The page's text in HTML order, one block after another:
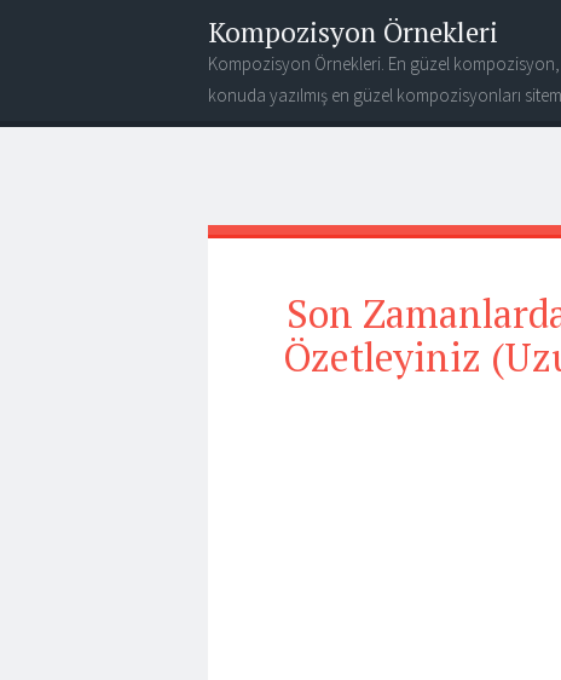
Kompozisyon Örnekleri
Kompozisyon Örnekleri. En güzel
konuda yazılmış en güzel kompozisyonları
Son
Özetleyiniz